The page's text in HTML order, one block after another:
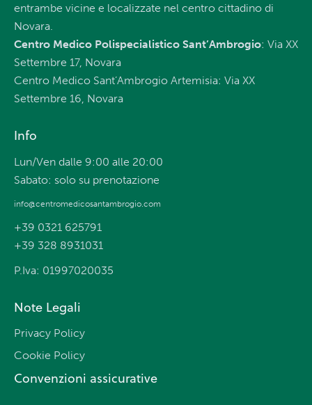
entrambe vicine e localizzate nel centro cittadino di
Novara.
Centro Medico Polispecialistico Sant’Ambrogio: Via XX
Settembre 17, Novara
Centro Medico Sant’Ambrogio Artemisia: Via XX
Settembre 16, Novara
Info
Lun/Ven dalle 9:00 alle 20:00
Sabato: solo su prenotazione
info@centromedicosantambrogio.com
+39 0321 625791
+39 328 8931031
P.Iva: 01997020035
Note Legali
Privacy Policy
Cookie Policy
Convenzioni assicurative